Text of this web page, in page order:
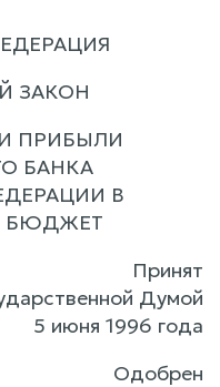
ЗАКОН
ПРИБЫЛИ
БАНКА
В
БЮДЖЕТ
Принят
Думой
5 июня 1996 года
Одобрен